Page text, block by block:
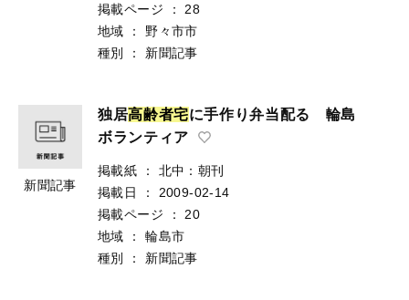
掲載ページ
：
28
地域
：
野々市市
種別
： 新聞記事
新聞記事
独居高齢者宅に手作り弁当配る 輪島
ボランティア
掲載紙 ：
北中：朝刊
掲載日
：
2009-02-14
掲載ページ
：
20
地域
：
輪島市
種別
： 新聞記事